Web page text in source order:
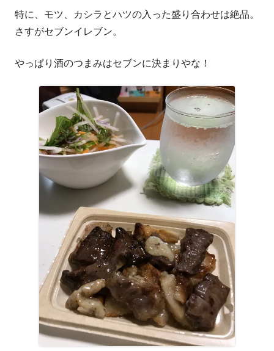
特に、モツ、カシラとハツの入った盛り合わせは絶品。
さすがセブンイレブン。
やっぱり酒のつまみはセブンに決まりやな！